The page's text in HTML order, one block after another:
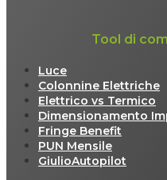
Tool di
Luce
Colonnine Elettriche
Elettrico vs Termico
Dimensionamento
Fringe Benefit
PUN Mensile
GiulioAutopilot